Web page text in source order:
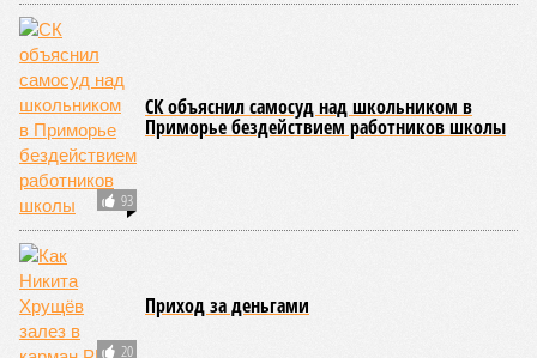
современную железную дорогу, при этом освободив
бюджет республики от затрат на её восстановление и
содержание. Дивиденды акционеру никогда не
выплачивались, вся прибыль шла на развитие железной
дороги», – добавил Белозёров.
И в самом деле. Российская сторона поставляла Армении
вагоны, по первому чиху ремонтировала пути, в том числе
повреждённые стихией, выплатила в казну закавказской
республики 15 млрд рублей налогов, пускала прибыль на
развитие местной железнодорожной инфраструктуры.
Из слов Белозёрова и приведённых фактов легко сделать
вывод о том, что ОАО «РЖД» занималось в Армении не